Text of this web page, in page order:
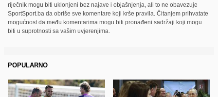
riječnik mogu biti uklonjeni bez najave i objašnjenja, ali to ne obavezuje
SportSport.ba da obriše sve komentare koji krše pravila. Čitanjem prihvatate
mogućnost da među komentarima mogu biti pronađeni sadržaji koji mogu
biti u suprotnosti sa vašim uvjerenjima.
POPULARNO